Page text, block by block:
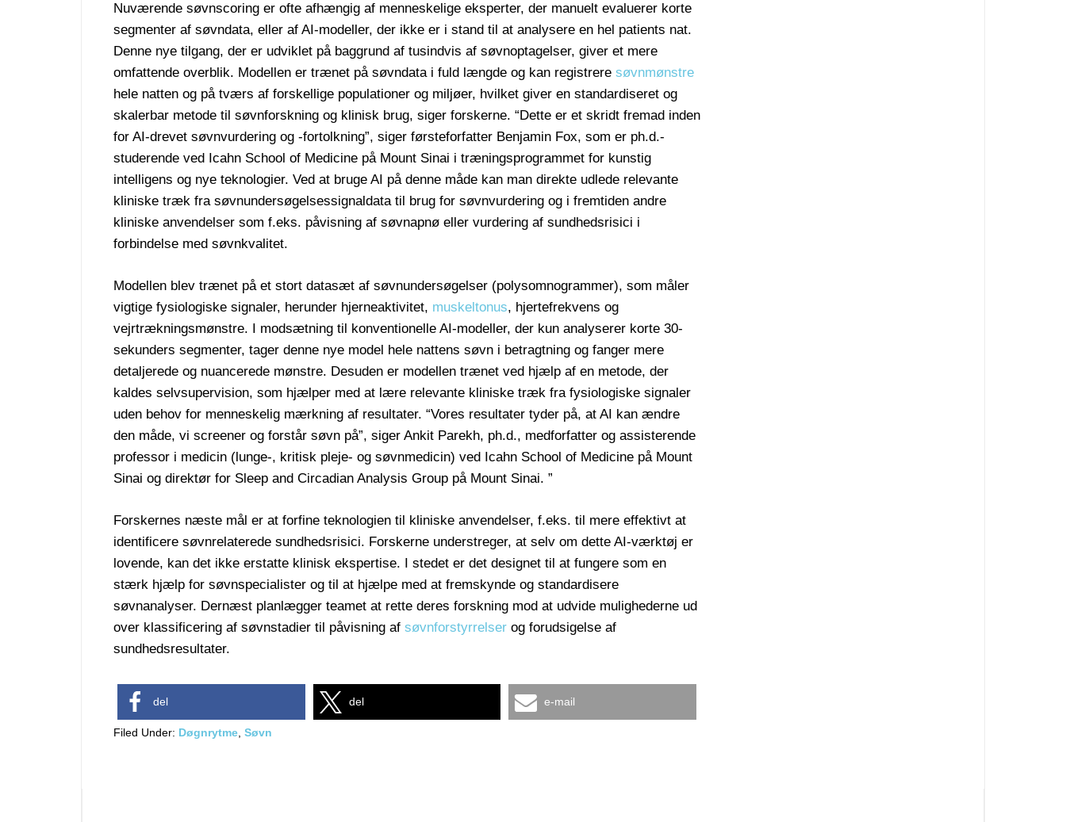
Nuværende søvnscoring er ofte afhængig af menneskelige eksperter, der manuelt evaluerer korte
segmenter af søvndata, eller af AI-modeller, der ikke er i stand til at analysere en hel patients nat.
Denne nye tilgang, der er udviklet på baggrund af tusindvis af søvnoptagelser, giver et mere
omfattende overblik. Modellen er trænet på søvndata i fuld længde og kan registrere søvnmønstre
hele natten og på tværs af forskellige populationer og miljøer, hvilket giver en standardiseret og
skalerbar metode til søvnforskning og klinisk brug, siger forskerne. “Dette er et skridt fremad inden
for AI-drevet søvnvurdering og -fortolkning”, siger førsteforfatter Benjamin Fox, som er ph.d.-
studerende ved Icahn School of Medicine på Mount Sinai i træningsprogrammet for kunstig
intelligens og nye teknologier. Ved at bruge AI på denne måde kan man direkte udlede relevante
kliniske træk fra søvnundersøgelsessignaldata til brug for søvnvurdering og i fremtiden andre
kliniske anvendelser som f.eks. påvisning af søvnapnø eller vurdering af sundhedsrisici i
forbindelse med søvnkvalitet.
Modellen blev trænet på et stort datasæt af søvnundersøgelser (polysomnogrammer), som måler
vigtige fysiologiske signaler, herunder hjerneaktivitet, muskeltonus, hjertefrekvens og
vejrtrækningsmønstre. I modsætning til konventionelle AI-modeller, der kun analyserer korte 30-
sekunders segmenter, tager denne nye model hele nattens søvn i betragtning og fanger mere
detaljerede og nuancerede mønstre. Desuden er modellen trænet ved hjælp af en metode, der
kaldes selvsupervision, som hjælper med at lære relevante kliniske træk fra fysiologiske signaler
uden behov for menneskelig mærkning af resultater. “Vores resultater tyder på, at AI kan ændre
den måde, vi screener og forstår søvn på”, siger Ankit Parekh, ph.d., medforfatter og assisterende
professor i medicin (lunge-, kritisk pleje- og søvnmedicin) ved Icahn School of Medicine på Mount
Sinai og direktør for Sleep and Circadian Analysis Group på Mount Sinai. ”
Forskernes næste mål er at forfine teknologien til kliniske anvendelser, f.eks. til mere effektivt at
identificere søvnrelaterede sundhedsrisici. Forskerne understreger, at selv om dette AI-værktøj er
lovende, kan det ikke erstatte klinisk ekspertise. I stedet er det designet til at fungere som en
stærk hjælp for søvnspecialister og til at hjælpe med at fremskynde og standardisere
søvnanalyser. Dernæst planlægger teamet at rette deres forskning mod at udvide mulighederne ud
over klassificering af søvnstadier til påvisning af søvnforstyrrelser og forudsigelse af
sundhedsresultater.
del del e-mail
Filed Under: Døgnrytme Søvn